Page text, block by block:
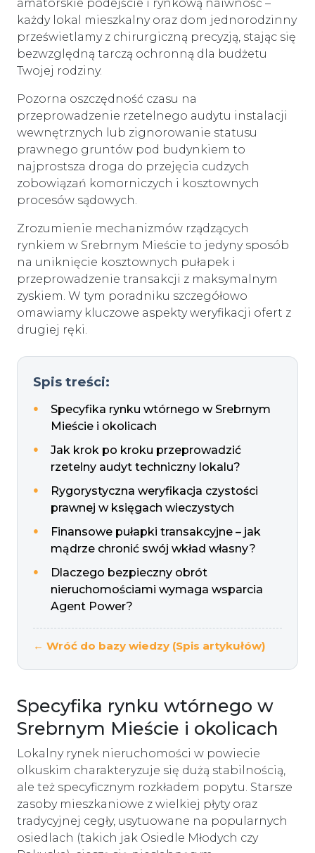
amatorskie podejście i rynkową naiwność –
każdy lokal mieszkalny oraz dom jednorodzinny
prześwietlamy z chirurgiczną precyzją, stając się
bezwzględną tarczą ochronną dla budżetu
Twojej rodziny.
Pozorna oszczędność czasu na
przeprowadzenie rzetelnego audytu instalacji
wewnętrznych lub zignorowanie statusu
prawnego gruntów pod budynkiem to
najprostsza droga do przejęcia cudzych
zobowiązań komorniczych i kosztownych
procesów sądowych.
Zrozumienie mechanizmów rządzących
rynkiem w Srebrnym Mieście to jedyny sposób
na uniknięcie kosztownych pułapek i
przeprowadzenie transakcji z maksymalnym
zyskiem. W tym poradniku szczegółowo
omawiamy kluczowe aspekty weryfikacji ofert z
drugiej ręki.
Spis treści:
Specyfika rynku wtórnego w Srebrnym
Mieście i okolicach
Jak krok po kroku przeprowadzić
rzetelny audyt techniczny lokalu?
Rygorystyczna weryfikacja czystości
prawnej w księgach wieczystych
Finansowe pułapki transakcyjne – jak
mądrze chronić swój wkład własny?
Dlaczego bezpieczny obrót
nieruchomościami wymaga wsparcia
Agent Power?
← Wróć do bazy wiedzy (Spis artykułów)
Specyfika rynku wtórnego w
Srebrnym Mieście i okolicach
Lokalny rynek nieruchomości w powiecie
olkuskim charakteryzuje się dużą stabilnością,
ale też specyficznym rozkładem popytu. Starsze
zasoby mieszkaniowe z wielkiej płyty oraz
tradycyjnej cegły, usytuowane na popularnych
osiedlach (takich jak Osiedle Młodych czy